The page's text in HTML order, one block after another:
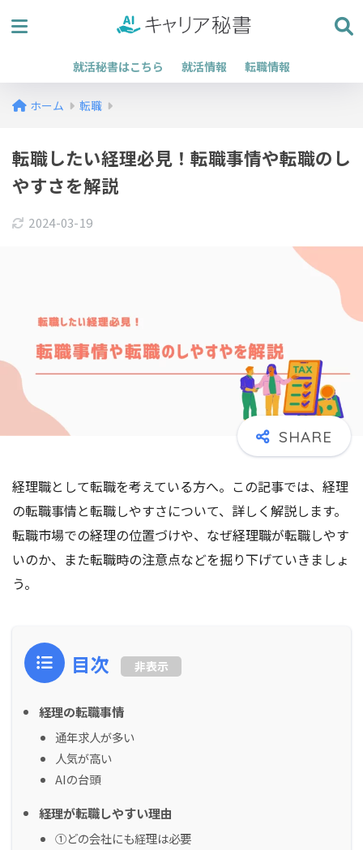
就活秘書はこちら 就活情報 転職情報
ホーム 転職
転職したい経理必見！転職事情や転職のし
やすさを解説
2024-03-19
経理職として転職を考えている方へ。この記事では、経理
の転職事情と転職しやすさについて、詳しく解説します。
転職市場での経理の位置づけや、なぜ経理職が転職しやす
いのか、また転職時の注意点などを掘り下げていきましょ
う。
目次 非表示
経理の転職事情
通年求人が多い
人気が高い
AIの台頭
経理が転職しやすい理由
①どの会社にも経理は必要